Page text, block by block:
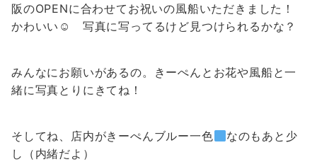
阪のOPENに合わせてお祝いの風船いただきました！
かわいい☺︎ 写真に写ってるけど見つけられるかな？
みんなにお願いがあるの。きーぺんとお花や風船と一
緒に写真とりにきてね！
そしてね、店内がきーぺんブルー一色
なのもあと少
し（内緒だよ）